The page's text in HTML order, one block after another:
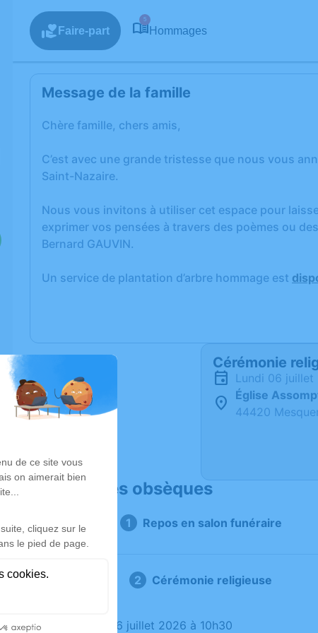
Faire-part
5
Hommages
Message de la famille
Chère famille, chers amis,
C’est avec une grande tristesse que nous vous
Saint-Nazaire.
Nous vous invitons à utiliser cet espace pour
exprimer vos pensées à travers des poèmes ou
Bernard GAUVIN.
Un service de plantation d’arbre hommage est
Cérémonie
lundi 06
Église
44420
Déroulé des obsèques
Repos en salon funéraire
Cérémonie religieuse
Le lundi 06 juillet 2026 à 10h30